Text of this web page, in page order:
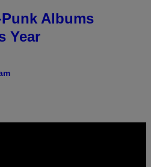
Albums
Year